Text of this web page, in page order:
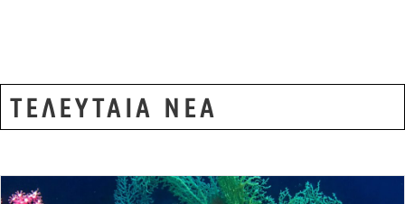
ΤΕΛΕΥΤΑΙΑ ΝΕΑ